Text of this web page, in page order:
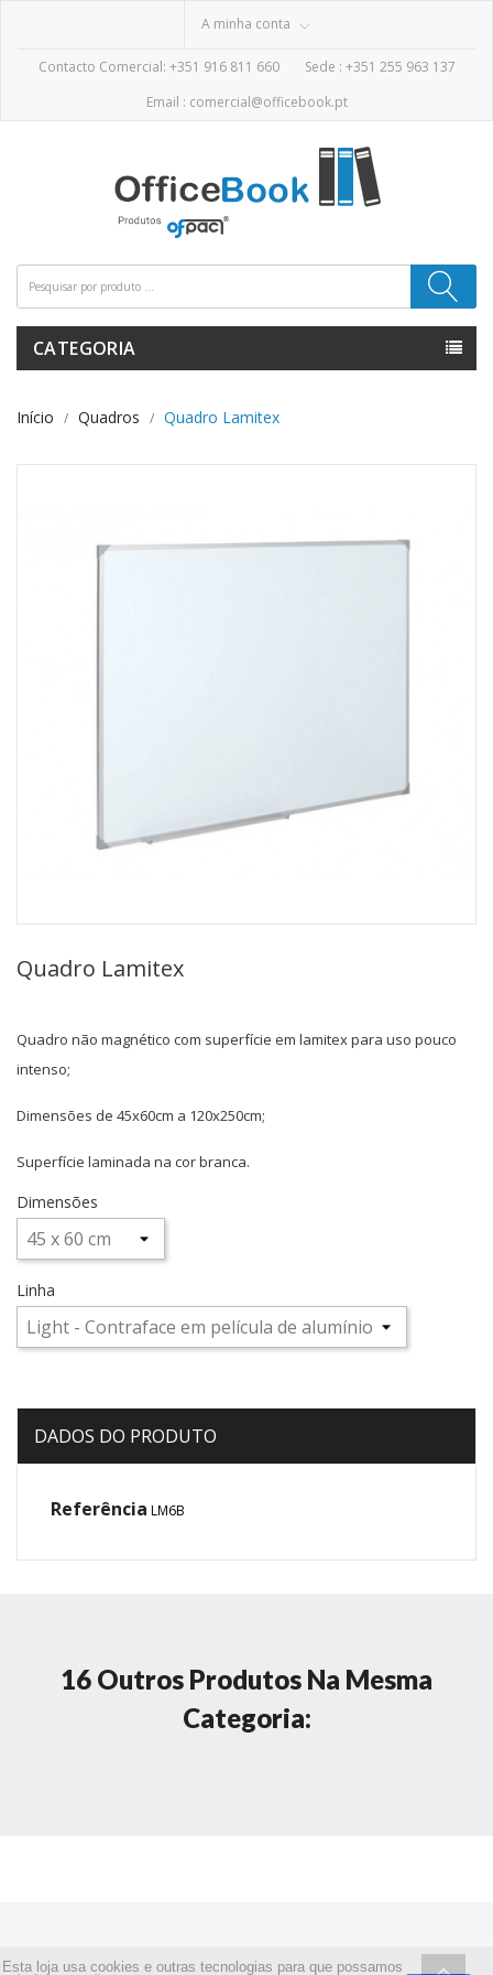
A minha conta
Contacto Comercial: +351 916 811 660 Sede : +351 255 963 137
Email : comercial@officebook.pt
CATEGORIA
Início Quadros Quadro Lamitex
Quadro Lamitex
Quadro não magnético com superfície em lamitex para uso pouco
intenso;
Dimensões de 45x60cm a 120x250cm;
Superfície laminada na cor branca.
Dimensões
Linha
DADOS DO PRODUTO
Referência LM6B
16 Outros Produtos Na Mesma
Categoria:
Esta loja usa cookies e outras tecnologias para que possamos